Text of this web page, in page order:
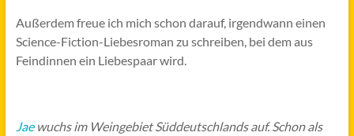
Außerdem freue ich mich schon darauf, irgendwann einen
Science-Fiction-Liebesroman zu schreiben, bei dem aus
Feindinnen ein Liebespaar wird.
Jaewuchs im Weingebiet Süddeutschlands auf. Schon als